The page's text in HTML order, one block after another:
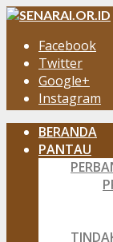
Facebook
Twitter
Google+
Instagram
BERANDA
PANTAU